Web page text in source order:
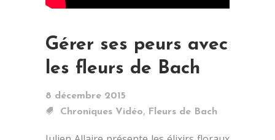
Gérer ses peurs avec
les fleurs de Bach
8 décembre 2015
Chroniques Vidéo, Fleurs de Bach